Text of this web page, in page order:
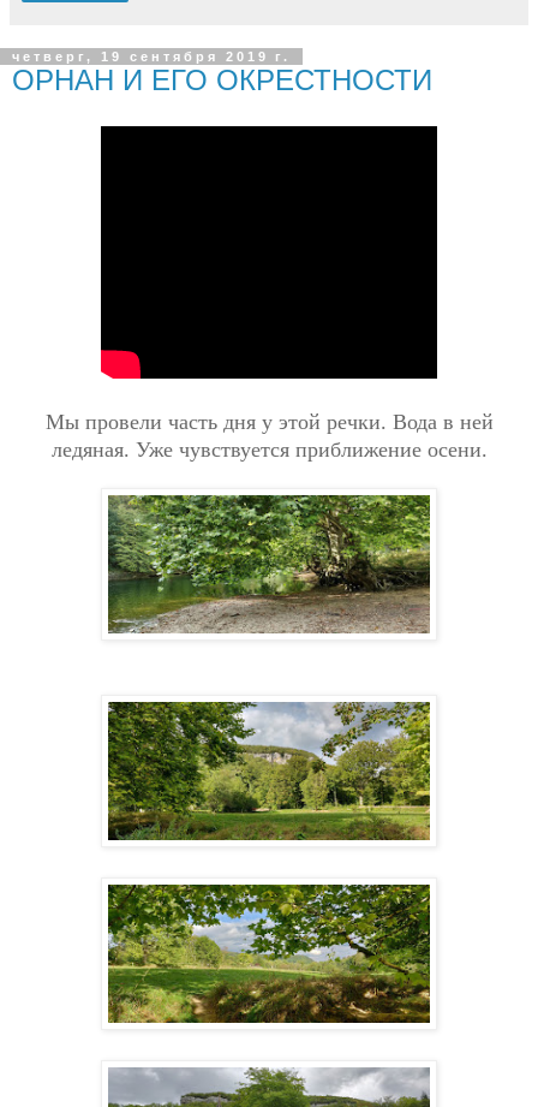
четверг, 19 сентября 2019 г.
ОРНАН И ЕГО ОКРЕСТНОСТИ
Мы провели часть дня у этой речки. Вода в ней
ледяная. Уже чувствуется приближение осени.